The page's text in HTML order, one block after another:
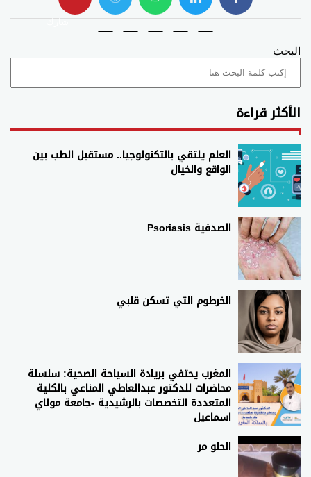
facebook
twitter
whats
شارك
البحث
الأكثر قراءة
العلم يلتقي بالتكنولوجيا.. مستقبل الطب بين
الواقع والخيال
الصدفية Psoriasis
الخرطوم التي تسكن قلبي
المغرب يحتفي بريادة السياحة الصحية: سلسلة
محاضرات للدكتور عبدالعاطي المناعي بالكلية
المتعددة التخصصات بالرشيدية -جامعة مولاي
اسماعيل
الحلو مر